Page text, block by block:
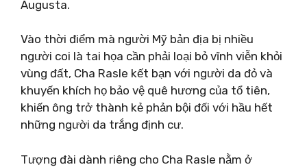
Augusta.
Vào thời điểm mà người Mỹ bản địa bị nhiều
người coi là tai họa cần phải loại bỏ vĩnh viễn khỏi
vùng đất, Cha Rasle kết bạn với người da đỏ và
khuyến khích họ bảo vệ quê hương của tổ tiên,
khiến ông trở thành kẻ phản bội đối với hầu hết
những người da trắng định cư.
Tượng đài dành riêng cho Cha Rasle nằm ở